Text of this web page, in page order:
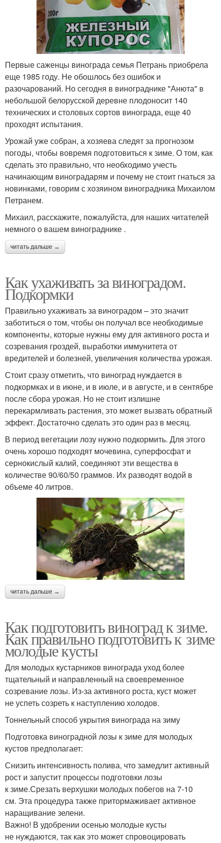
Первые саженцы винограда семья Петрань приобрела
еще 1985 году. Не обошлось без ошибок и
разочарований. Но сегодня в винограднике "Анюта" в
небольшой белорусской деревне плодоносит 140
технических и столовых сортов винограда, еще 40
проходят испытания.
Урожай уже собран, а хозяева следят за прогнозом
погоды, чтобы вовремя подготовиться к зиме. О том, как
сделать это правильно, что необходимо учесть
начинающим виноградарям и почему не стоит гнаться за
новинками, говорим с хозяином виноградника Михаилом
Петранем.
Михаил, расскажите, пожалуйста, для наших читателей
немного о вашем винограднике .
читать дальше →
Как ухаживать за виноградом.
Подкормки
Правильно ухаживать за виноградом – это значит
заботиться о том, чтобы он получал все необходимые
компоненты, которые нужны ему для активного роста и
созревания гроздей, выработки иммунитета от
вредителей и болезней, увеличения количества урожая.
Стоит сразу отметить, что виноград нуждается в
подкормках и в июне, и в июле, и в августе, и в сентябре
после сбора урожая. Но не стоит излишне
перекармливать растения, это может вызвать обратный
эффект. Достаточно сделать это один раз в месяц.
В период вегетации лозу нужно подкормить. Для этого
очень хорошо подходят мочевина, суперфосфат и
сернокислый калий, соединяют эти вещества в
количестве 90/60/50 граммов. Их разводят водой в
объеме 40 литров.
читать дальше →
Как подготовить виноград к зиме.
Как правильно подготовить к зиме
молодые кусты
Для молодых кустарников винограда уход более
тщательный и направленный на своевременное
созревание лозы. Из-за активного роста, куст может
не успеть созреть к наступлению холодов.
Тоннельный способ укрытия винограда на зиму
Подготовка виноградной лозы к зиме для молодых
кустов предполагает:
Снизить интенсивность полива, что замедлит активный
рост и запустит процессы подготовки лозы
к зиме.Срезать верхушки молодых побегов на 7-10
см. Эта процедура также притормаживает активное
наращивание зелени.
Важно! В удобрении осенью молодые кусты
не нуждаются, так как это может спровоцировать